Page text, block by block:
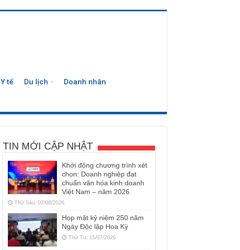
Y tế Du lịch Doanh nhân
TIN MỚI CẬP NHẬT
Khởi động chương trình xét
chọn: Doanh nghiệp đạt
chuẩn văn hóa kinh doanh
Việt Nam – năm 2026
Thứ Sáu, 07/08/2026
Họp mặt kỷ niệm 250 năm
Ngày Độc lập Hoa Kỳ
Thứ Tư, 15/07/2026